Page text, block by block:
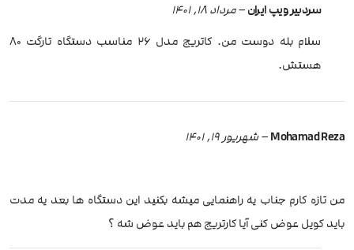
سردبیر ویپ ایران– مرداد 18, 1401
سلام بله دوست من. کاتریج مدل 26 مناسب دستگاه تارگت 80
هستش.
Mohamad Reza
–شهریور 19, 1401
من تازه کارم جناب یه راهنمایی میشه بکنید این دستگاه ها بعد یه مدت
باید کویل عوض کنی آیا کارتریج هم باید عوض شه ؟